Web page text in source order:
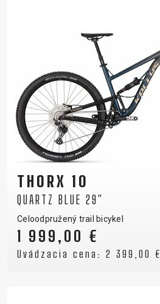
THORX 10
QUARTZ BLUE 29"
Celoodpružený trail bicykel
1 999,00 €
Uvádzacia cena: 2 399,00 €